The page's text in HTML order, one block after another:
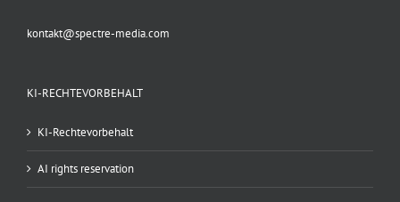
kontakt@spectre-media.com
KI-RECHTEVORBEHALT
KI-Rechtevorbehalt
AI rights reservation